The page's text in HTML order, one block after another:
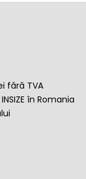
fără TVA
în Romania